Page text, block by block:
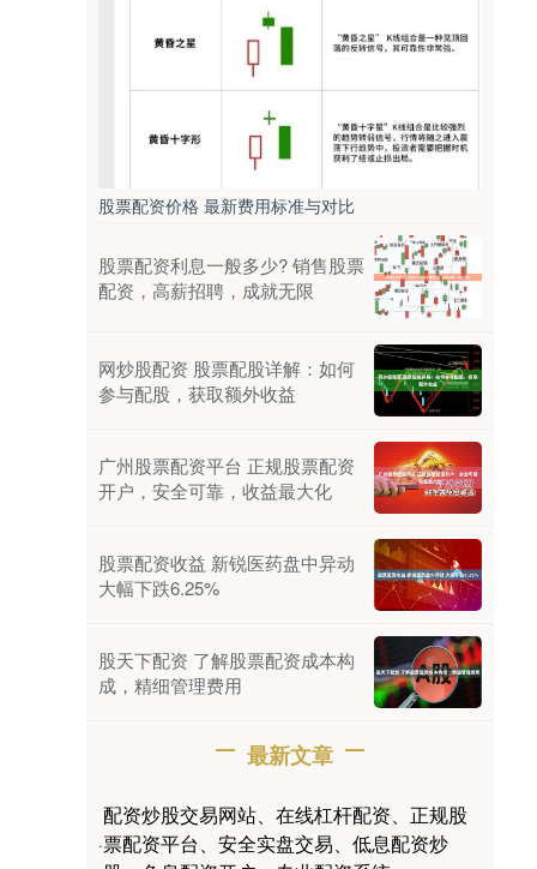
股票配资价格 最新费用标准与对比
股票配资利息一般多少? 销售股票
配资，高薪招聘，成就无限
网炒股配资 股票配股详解：如何
参与配股，获取额外收益
广州股票配资平台 正规股票配资
开户，安全可靠，收益最大化
股票配资收益 新锐医药盘中异动
大幅下跌6.25%
股天下配资 了解股票配资成本构
成，精细管理费用
最新文章
·
配资炒股交易网站、在线杠杆配资、正规股
票配资平台、安全实盘交易、低息配资炒